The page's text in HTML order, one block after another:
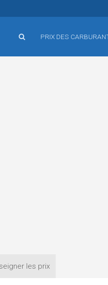
PRIX DES
les prix